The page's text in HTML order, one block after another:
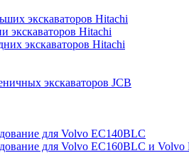
экскаваторов Hitachi
экскаваторов Hitachi
экскаваторов Hitachi
экскаваторов JCB
для Volvo EC140BLC
для Volvo EC160BLC и